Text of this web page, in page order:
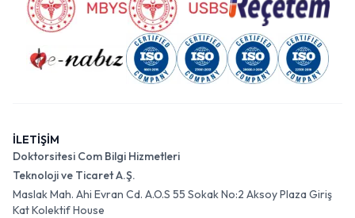
İLETİŞİM
Doktorsitesi Com Bilgi Hizmetleri
Teknoloji ve Ticaret A.Ş.
Maslak Mah. Ahi Evran Cd. A.O.S 55 Sokak No:2 Aksoy Plaza Giriş
Kat Kolektif House